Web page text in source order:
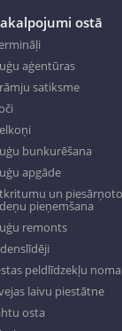
ostā
aģentūras
satiksme
bunkurēšana
apgāde
un piesārņoto
pieņemšana
remonts
peldlīdzekļu noma
laivu piestātne
osta